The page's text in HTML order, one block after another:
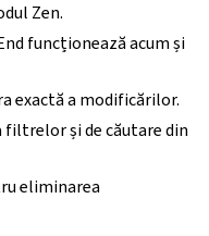
Zen.
funcționează acum și
exactă a modificărilor.
filtrelor și de căutare din
eliminarea